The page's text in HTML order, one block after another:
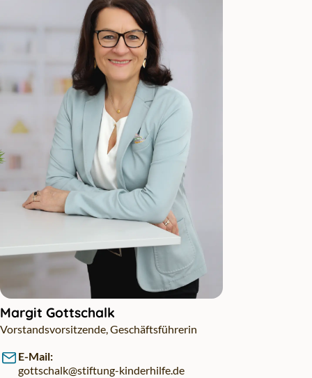
Margit Gottschalk
Vorstandsvorsitzende, Geschäftsführerin
E-Mail:
gottschalk@stiftung-kinderhilfe.de